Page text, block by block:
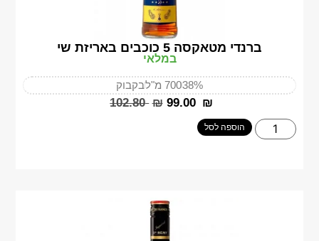
ברנדי מטאקסה 5 כוכבים באריזת שי
במלאי
38%700 מ"ל בקבוק
‎102.80 ₪ ‎99.00 ₪
הוספה לסל